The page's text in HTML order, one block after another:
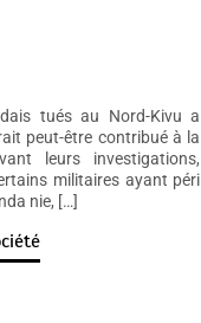
tués au Nord-Kivu a
peut-être contribué à la
leurs investigations,
militaires ayant péri
nie, […]